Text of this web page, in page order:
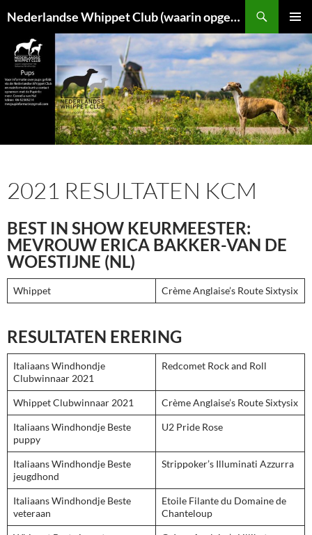
naar
inhoud
Nederlandse Whippet Club (waarin opgenomen het Italiaanse Windhondje)
Primair
menu
2021 RESULTATEN KCM
BEST IN SHOW KEURMEESTER:
MEVROUW ERICA BAKKER-VAN DE
WOESTIJNE (NL)
Whippet Crème Anglaise’s Route Sixtysix
RESULTATEN ERERING
Italiaans Windhondje
Clubwinnaar 2021
Redcomet Rock and Roll
Whippet Clubwinnaar 2021 Crème Anglaise’s Route Sixtysix
Italiaans Windhondje Beste
puppy
U2 Pride Rose
Italiaans Windhondje Beste
jeugdhond
Strippoker’s Illuminati Azzurra
Italiaans Windhondje Beste
veteraan
Etoile Filante du Domaine de
Chanteloup